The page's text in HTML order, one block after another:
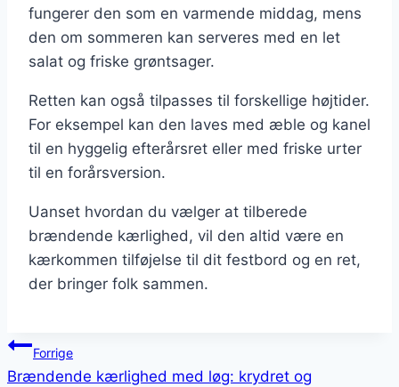
fungerer den som en varmende middag, mens
den om sommeren kan serveres med en let
salat og friske grøntsager.
Retten kan også tilpasses til forskellige højtider.
For eksempel kan den laves med æble og kanel
til en hyggelig efterårsret eller med friske urter
til en forårsversion.
Uanset hvordan du vælger at tilberede
brændende kærlighed, vil den altid være en
kærkommen tilføjelse til dit festbord og en ret,
der bringer folk sammen.
Indlægsnavigation
Forrige
Brændende kærlighed med løg: krydret og